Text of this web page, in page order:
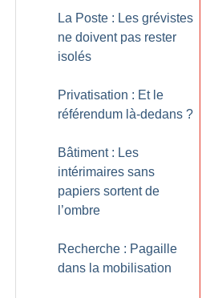
La Poste : Les grévistes
ne doivent pas rester
isolés
Privatisation : Et le
référendum là-dedans ?
Bâtiment : Les
intérimaires sans
papiers sortent de
l’ombre
Recherche : Pagaille
dans la mobilisation